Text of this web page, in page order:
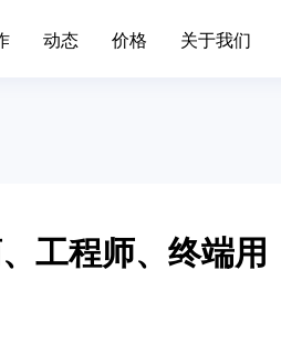
BDS平台
增长。面临快速变化的市场，
动态 价格 关于我们
工程师、终端用